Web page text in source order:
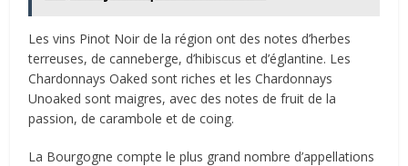
Les vins Pinot Noir de la région ont des notes d’herbes
terreuses, de canneberge, d’hibiscus et d’églantine. Les
Chardonnays Oaked sont riches et les Chardonnays
Unoaked sont maigres, avec des notes de fruit de la
passion, de carambole et de coing.
La Bourgogne compte le plus grand nombre d’appellations